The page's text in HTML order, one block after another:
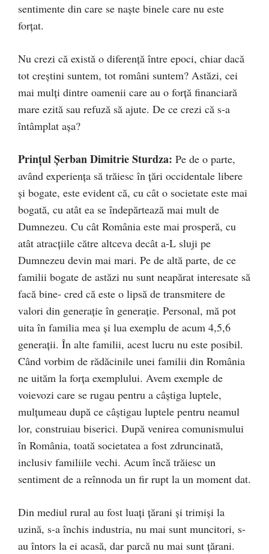
sentimente din care se naște binele care nu este
forțat.
Nu crezi că există o diferență între epoci, chiar dacă
tot creștini suntem, tot români suntem? Astăzi, cei
mai mulți dintre oamenii care au o forță financiară
mare ezită sau refuză să ajute. De ce crezi că s-a
întâmplat așa?
Prințul Șerban Dimitrie Sturdza: Pe de o parte,
având experiența să trăiesc în țări occidentale libere
și bogate, este evident că, cu cât o societate este mai
bogată, cu atât ea se îndepărtează mai mult de
Dumnezeu. Cu cât România este mai prosperă, cu
atât atracțiile către altceva decât a-L sluji pe
Dumnezeu devin mai mari. Pe de altă parte, de ce
familii bogate de astăzi nu sunt neapărat interesate să
facă bine- cred că este o lipsă de transmitere de
valori din generație în generație. Personal, mă pot
uita în familia mea și lua exemplu de acum 4,5,6
generații. În alte familii, acest lucru nu este posibil.
Când vorbim de rădăcinile unei familii din România
ne uităm la forța exemplului. Avem exemple de
voievozi care se rugau pentru a câștiga luptele,
mulțumeau după ce câștigau luptele pentru neamul
lor, construiau biserici. După venirea comunismului
în România, toată societatea a fost zdruncinată,
inclusiv familiile vechi. Acum încă trăiesc un
sentiment de a reînnoda un fir rupt la un moment dat.
Din mediul rural au fost luați țărani și trimiși la
uzină, s-a închis industria, nu mai sunt muncitori, s-
au întors la ei acasă, dar parcă nu mai sunt țărani.